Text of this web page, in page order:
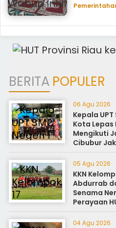
BERITA POPULER
06 Agu 2026
Kepala UPT
Kota Lepas
Mengikuti
Cibubur
05 Agu 2026
KKN
Abdurrab
Senama
Perayaan
04 Agu 2026